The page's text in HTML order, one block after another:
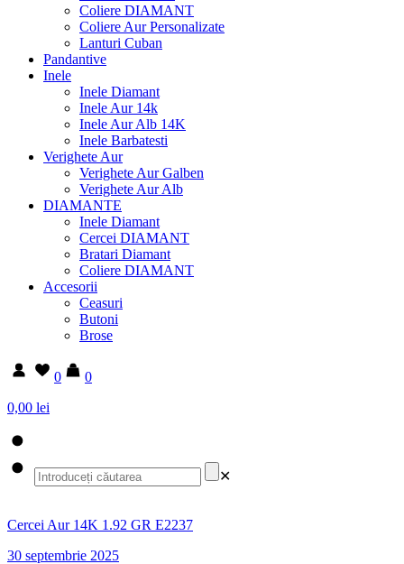
Coliere DIAMANT
Coliere Aur Personalizate
Lanturi Cuban
Pandantive
Inele
Inele Diamant
Inele Aur 14k
Inele Aur Alb 14K
Inele Barbatesti
Verighete Aur
Verighete Aur Galben
Verighete Aur Alb
DIAMANTE
Inele Diamant
Cercei DIAMANT
Bratari Diamant
Coliere DIAMANT
Accesorii
Ceasuri
Butoni
Brose
0
0
0,00 lei
✕
Cercei Aur 14K 1.92 GR E2237
30 septembrie 2025